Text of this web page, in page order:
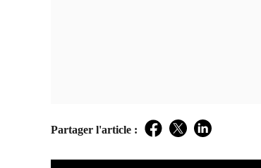
Partager l'article : Facebook
TwitterLinkedIn